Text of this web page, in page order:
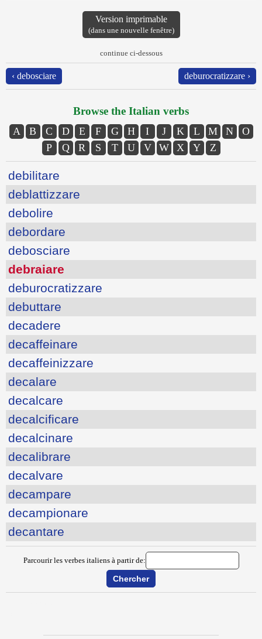
Version imprimable
(dans une nouvelle fenêtre)
continue ci-dessous
‹ debosciare deburocratizzare ›
Browse the Italian verbs
A B C D E F G H I J K L M N
O
P
Q R S T U V W X Y Z
debilitare
deblattizzare
debolire
debordare
debosciare
debraiare
deburocratizzare
debuttare
decadere
decaffeinare
decaffeinizzare
decalare
decalcare
decalcificare
decalcinare
decalibrare
decalvare
decampare
decampionare
decantare
Parcourir les verbes italiens à partir de: